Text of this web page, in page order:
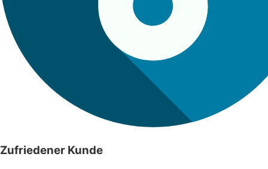
Zufriedener Kunde